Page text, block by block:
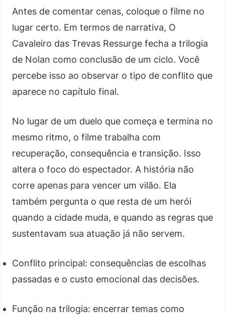
Antes de comentar cenas, coloque o filme no
lugar certo. Em termos de narrativa, O
Cavaleiro das Trevas Ressurge fecha a trilogia
de Nolan como conclusão de um ciclo. Você
percebe isso ao observar o tipo de conflito que
aparece no capítulo final.
No lugar de um duelo que começa e termina no
mesmo ritmo, o filme trabalha com
recuperação, consequência e transição. Isso
altera o foco do espectador. A história não
corre apenas para vencer um vilão. Ela
também pergunta o que resta de um herói
quando a cidade muda, e quando as regras que
sustentavam sua atuação já não servem.
Conflito principal: consequências de escolhas
passadas e o custo emocional das decisões.
Função na trilogia: encerrar temas como